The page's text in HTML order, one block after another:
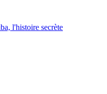
l'histoire secrète